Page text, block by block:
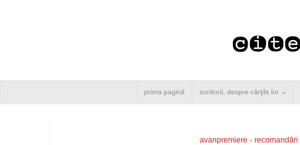
prima pagină scriitorii, despre cărţile lor
avanpremiere • recomandări